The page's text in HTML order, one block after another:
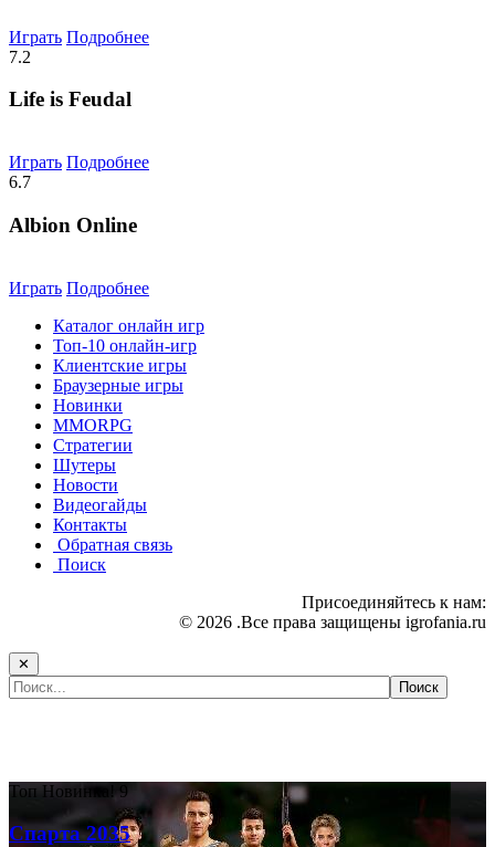
Играть Подробнее
7.2
Life is Feudal
Играть Подробнее
6.7
Albion Online
Играть Подробнее
Каталог онлайн игр
Топ-10 онлайн-игр
Клиентские игры
Браузерные игры
Новинки
MMORPG
Стратегии
Шутеры
Новости
Видеогайды
Контакты
Обратная связь
Поиск
Присоединяйтесь к нам:
© 2026 .Все права защищены igrofania.ru
✕
Топ Новинка! 9
Спарта 2035